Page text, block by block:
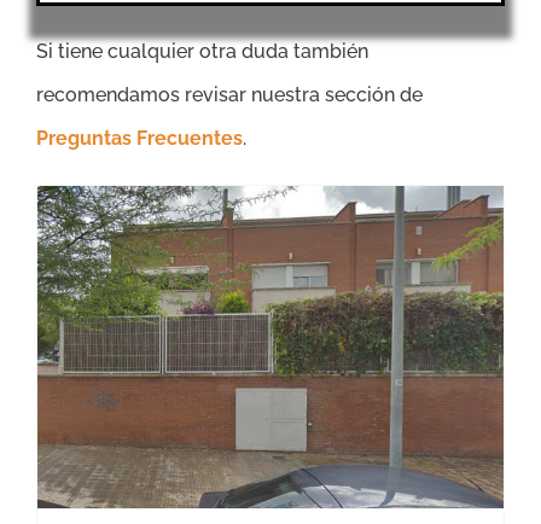
Si tiene cualquier otra duda también
recomendamos revisar nuestra sección de
Preguntas Frecuentes.